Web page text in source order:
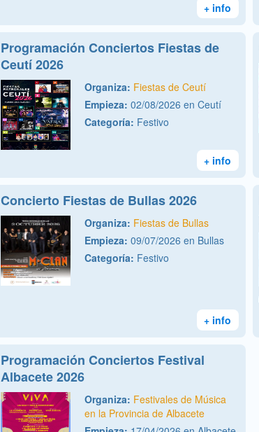
+ info
Programación Conciertos Fiestas de
Ceutí 2026
Organiza: Fiestas de Ceutí
Empieza: 02/08/2026 en Ceutí
Categoría: Festivo
+ info
Concierto Fiestas de Bullas 2026
Organiza: Fiestas de Bullas
Empieza: 09/07/2026 en Bullas
Categoría: Festivo
+ info
Programación Conciertos Festival
Albacete 2026
Organiza: Festivales de Música
en la Provincia de Albacete